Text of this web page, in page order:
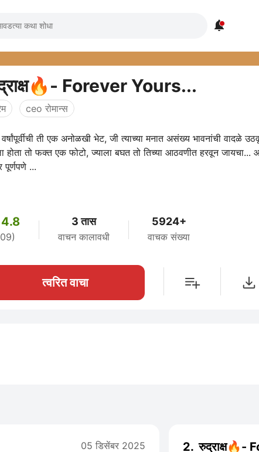

Forever Yours...
ceo रोमान्स
ती एक अनोळखी भेट, जी त्याच्या मनात असंख्य भावनांची वादळे
होता तो फक्त एक फोटो, ज्याला बघत तो तिच्या आठवणीत हरवून जायचा...
पूर्णपणे ...
4.8 3 तास
वाचन कालावधी
5924+
वाचक संख्या
त्वरित वाचा
05 डिसेंबर 2025 2. रुद्राक्ष🔥-